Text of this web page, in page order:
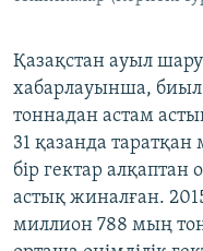
Қазақстан ауыл
хабарлауынша,
тоннадан астам
31 қазанда
бір гектар алқаптан
астық жиналған.
миллион 788 мың